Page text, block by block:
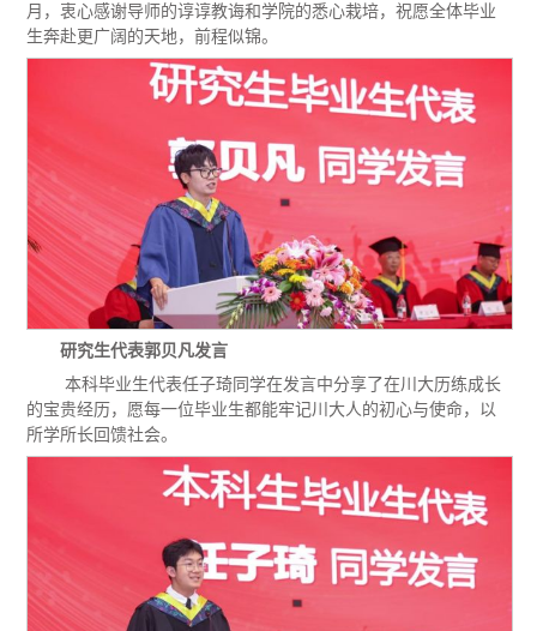
月，衷心感谢导师的谆谆教诲和学院的悉心栽培，祝愿全体毕业
生奔赴更广阔的天地，前程似锦。
研究生代表郭贝凡发言
本科毕业生代表任子琦同学在发言中分享了在川大历练成长
的宝贵经历，愿每一位毕业生都能牢记川大人的初心与使命，以
所学所长回馈社会。